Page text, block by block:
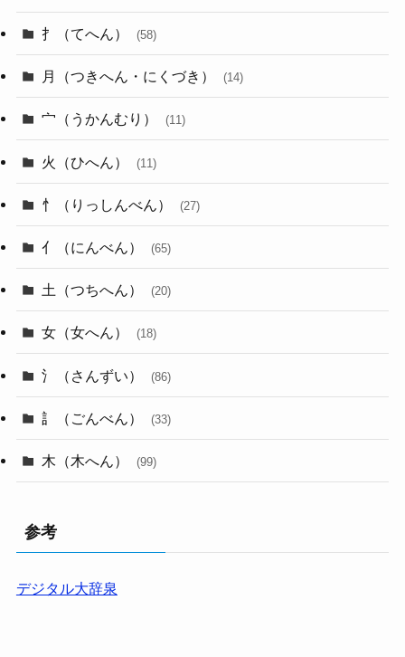
扌（てへん） (58)
月（つきへん・にくづき） (14)
宀（うかんむり） (11)
火（ひへん） (11)
忄（りっしんべん） (27)
亻（にんべん） (65)
土（つちへん） (20)
女（女へん） (18)
氵（さんずい） (86)
訁（ごんべん） (33)
木（木へん） (99)
参考
デジタル大辞泉